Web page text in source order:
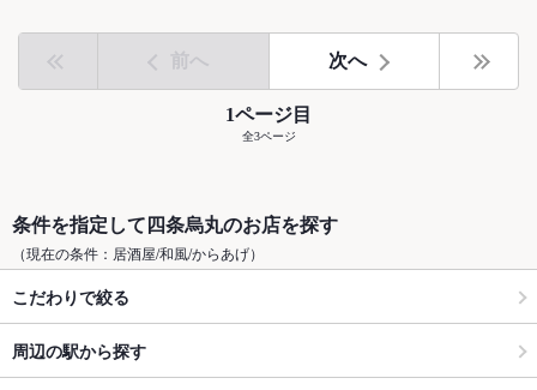
前へ 次へ
1ページ目
全3ページ
条件を指定して四条烏丸のお店を探す
（現在の条件：居酒屋/和風/からあげ）
こだわりで絞る
周辺の駅から探す